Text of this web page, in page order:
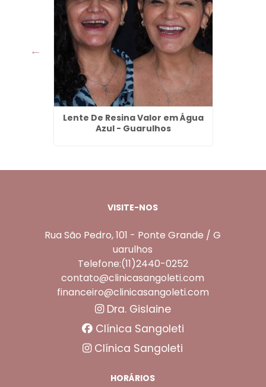
Lente De Resina Valor em Água
Azul - Guarulhos
VISITE-NOS
Rua São Pedro, 101 - Ponte Grande / G
uarulhos
Telefone:(11)2440-0252
contato@clinicasangoleti.com
financeiro@clinicasangoleti.com
Dra. Gislaine
Clínica Sangoleti
Clínica Sangoleti
HORÁRIOS